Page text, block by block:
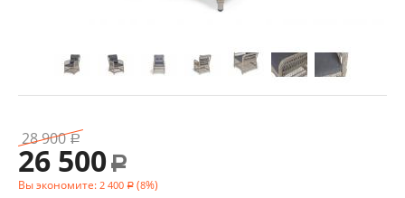
28 900 Р
26 500 Р
Вы экономите: 2 400 Р (8%)